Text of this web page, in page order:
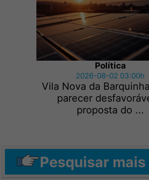
Política
2026-08-02 03:00h
Vila Nova da
parecer
proposta do ...
Pesquisar